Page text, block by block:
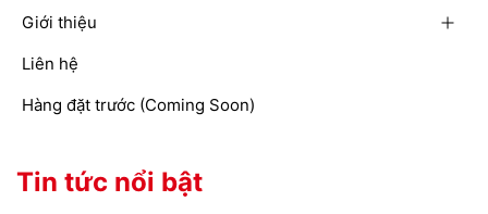
Giới thiệu
Liên hệ
Hàng đặt trước (Coming Soon)
Tin tức nổi bật